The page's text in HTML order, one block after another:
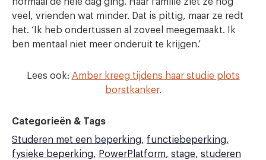
veel, vrienden wat minder. Dat is pittig, maar ze redt
het. ‘Ik heb ondertussen al zoveel meegemaakt. Ik
ben mentaal niet meer onderuit te krijgen.’
Lees ook: Amber kreeg tijdens haar studie plots
borstkanker.
Categorieën & Tags
Studeren met een beperking
functiebeperking
fysieke beperking
PowerPlatform stage studeren